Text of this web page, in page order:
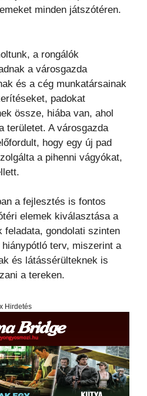
minden játszótéren.
a rongálók
a városgazda
és a cég munkatársainak
padokat
össze, hiába van, ahol
területet. A városgazda
hogy egy új pad
a pihenni vágyókat,
a fejlesztés is fontos
elemek kiválasztása a
feladata, gondolati szinten
terv, miszerint a
és látássérülteknek is
a tereken.
x Hirdetés